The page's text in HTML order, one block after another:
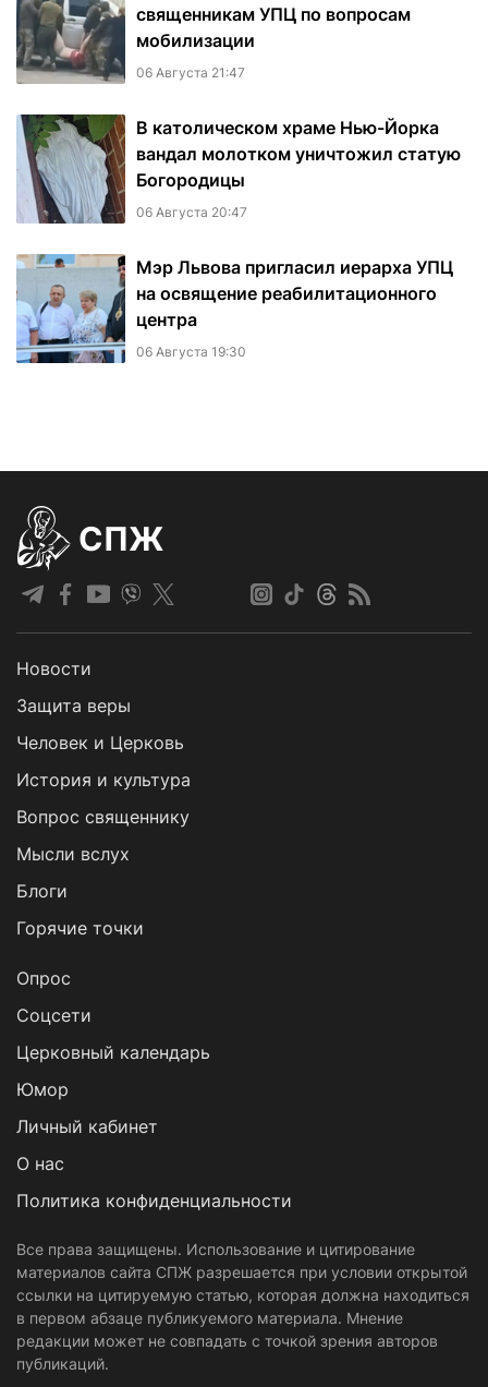
священникам УПЦ по вопросам
мобилизации
06 Августа 21:47
В католическом храме Нью-Йорка
вандал молотком уничтожил статую
Богородицы
06 Августа 20:47
Мэр Львова пригласил иерарха УПЦ
на освящение реабилитационного
центра
06 Августа 19:30
СПЖ
Новости
Защита веры
Человек и Церковь
История и культура
Вопрос священнику
Мысли вслух
Блоги
Горячие точки
Опрос
Cоцсети
Церковный календарь
Юмор
Личный кабинет
О нас
Политика конфиденциальности
Все права защищены. Использование и цитирование
материалов сайта СПЖ разрешается при условии открытой
ссылки на цитируемую статью, которая должна находиться
в первом абзаце публикуемого материала. Мнение
редакции может не совпадать с точкой зрения авторов
публикаций.